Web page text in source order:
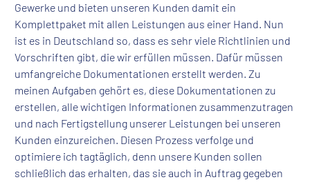
Gewerke und bieten unseren Kunden damit ein
Komplettpaket mit allen Leistungen aus einer Hand. Nun
ist es in Deutschland so, dass es sehr viele Richtlinien und
Vorschriften gibt, die wir erfüllen müssen. Dafür müssen
umfangreiche Dokumentationen erstellt werden. Zu
meinen Aufgaben gehört es, diese Dokumentationen zu
erstellen, alle wichtigen Informationen zusammenzutragen
und nach Fertigstellung unserer Leistungen bei unseren
Kunden einzureichen. Diesen Prozess verfolge und
optimiere ich tagtäglich, denn unsere Kunden sollen
schließlich das erhalten, das sie auch in Auftrag gegeben